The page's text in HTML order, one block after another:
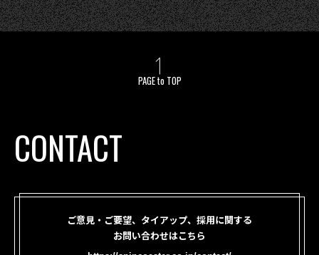
PAGE to TOP
CONTACT
ご意見・ご要望、タイアップ、採用に関する
お問い合わせはこちら